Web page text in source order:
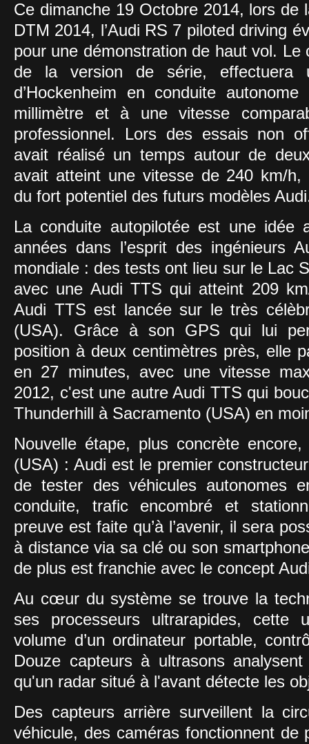
Ce dimanche 19 Octobre 2014, lors de
DTM 2014, l’Audi RS 7 piloted driving
pour une démonstration de haut vol. Le
de la version de série,
d’Hockenheim en conduite
millimètre et à une vitesse
professionnel. Lors des essais non
avait réalisé un temps autour de
avait atteint une vitesse de 240 km/h,
du fort potentiel des futurs modèles
La conduite autopilotée est une idée
années dans l’esprit des ingénieurs
mondiale : des tests ont lieu sur le Lac
avec une Audi TTS qui atteint 209
Audi TTS est lancée sur le très
(USA). Grâce à son GPS qui lui
position à deux centimètres près, elle
en 27 minutes, avec une vitesse
2012, c'est une autre Audi TTS qui
Thunderhill à Sacramento (USA) en
Nouvelle étape, plus concrète
(USA) : Audi est le premier
de tester des véhicules autonomes
conduite, trafic encombré et
preuve est faite qu’à l’avenir, il sera
à distance via sa clé ou son
de plus est franchie avec le concept
Au cœur du système se trouve la
ses processeurs ultrarapides,
volume d’un ordinateur portable,
Douze capteurs à ultrasons analysent
qu'un radar situé à l'avant détecte les
Des capteurs arrière surveillent la
véhicule, des caméras fonctionnent de